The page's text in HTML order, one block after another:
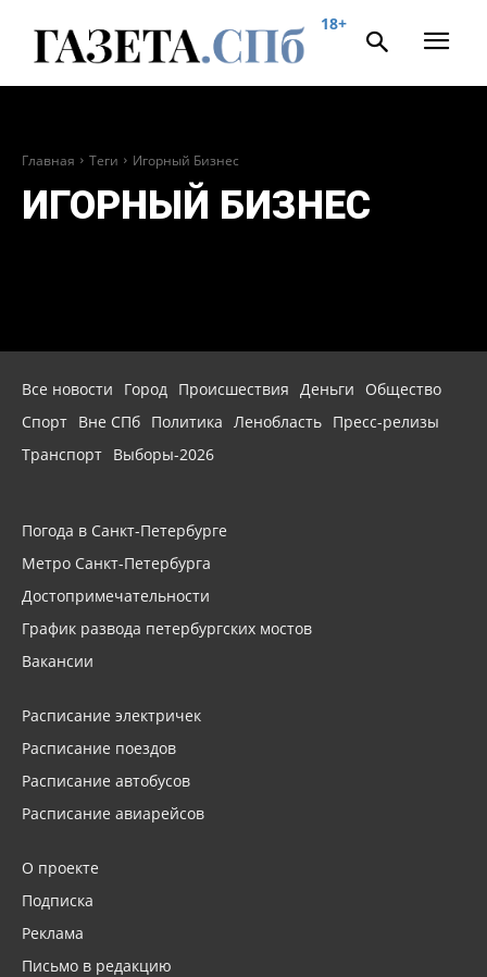
18+
Главная Теги Игорный Бизнес
ИГОРНЫЙ БИЗНЕС
Все новости Город Происшествия Деньги
Общество
Спорт Вне СПб Политика Ленобласть Пресс-релизы
Транспорт Выборы-2026
Погода в Санкт-Петербурге
Метро Санкт-Петербурга
Достопримечательности
График развода петербургских мостов
Вакансии
Расписание электричек
Расписание поездов
Расписание автобусов
Расписание авиарейсов
О проекте
Подписка
Реклама
Письмо в редакцию